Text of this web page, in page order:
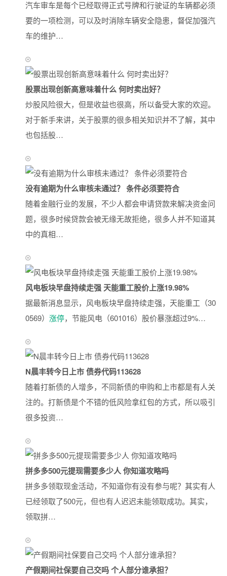
汽车审车是每个已经取得正式号牌和行驶证的车辆都必须
要的一项检测，可以及时消除车辆安全隐患，督促加强汽
车的维护…
股票出现创新高意味着什么 何时卖出好？
炒股风险很大，但是收益也很高，所以备受大家的欢迎。
对于新手来讲，关于股票的很多相关知识并不了解，其中
也包括股…
没有逾期为什么审核未通过？ 条件必须要符合
随着金融行业的发展，不少人都会申请贷款来解决资金问
题，很多时候贷款会被无缘无故拒绝，很多人并不知道其
中的真相…
风电板块早盘持续走强 天能重工股价上涨19.98%
据最新消息显示，风电板块早盘持续走强，天能重工（30
0569） 涨停，节能风电（601016）股价暴涨超过9%…
N晨丰转今日上市 债券代码113628
随着打新债的人增多，不同新债的申购和上市都是有人关
注的。打新债是个不错的低风险拿红包的方式，所以吸引
很多投资…
拼多多500元提现需要多少人 你知道攻略吗
拼多多领取现金活动，不知道你有没有参与呢？其实有人
已经领取了500元，但也有人迟迟未能领取成功。其实，
领取拼…
产假期间社保要自己交吗 个人部分谁承担？